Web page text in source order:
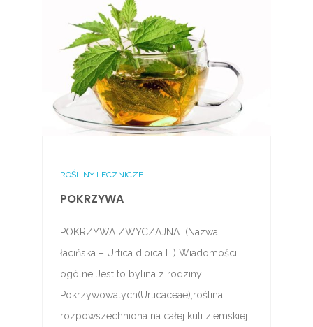
ROŚLINY LECZNICZE
POKRZYWA
POKRZYWA ZWYCZAJNA (Nazwa
łacińska – Urtica dioica L.) Wiadomości
ogólne Jest to bylina z rodziny
Pokrzywowatych(Urticaceae),roślina
rozpowszechniona na całej kuli ziemskiej